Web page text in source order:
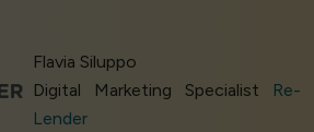
Flavia Siluppo
Digital Marketing Specialist
Re-
Lender